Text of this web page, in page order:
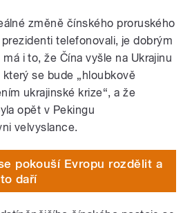
změně čínského proruského
telefonovali, je dobrým
i to, že Čína vyšle na Ukrajinu
se bude „hloubkově
ukrajinské krize“, a že
opět v Pekingu
velvyslance.
pokouší Evropu rozdělit a
daří